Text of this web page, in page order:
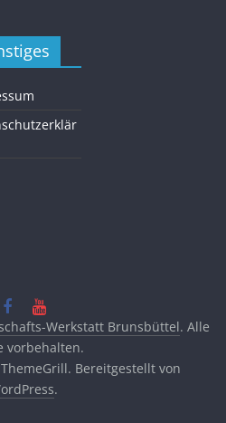
Werkstatt Brunsbüttel. Alle
vorbehalten.
Bereitgestellt von
.